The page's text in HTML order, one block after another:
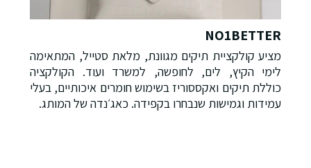
NO1BETTER
מציע קולקציית תיקים מגוונת, מלאת סטייל, המתאימה
לימי הקיץ, לים, לחופשה, למשרד ועוד. הקולקציה
כוללת תיקים ואקססוריז בשימוש חומרים איכותיים, בעלי
עמידות וגמישות שנבחרו בקפידה. כאג׳נדה של המותג.